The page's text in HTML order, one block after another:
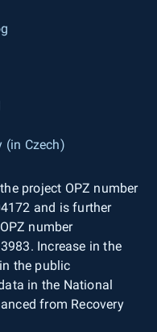
(in Czech)
project OPZ number
and is further
number
Increase in the
the public
in the National
from Recovery